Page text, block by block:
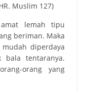
Muslim 127)
lemah tipu
beriman. Maka
diperdaya
bala tentaranya.
orang yang